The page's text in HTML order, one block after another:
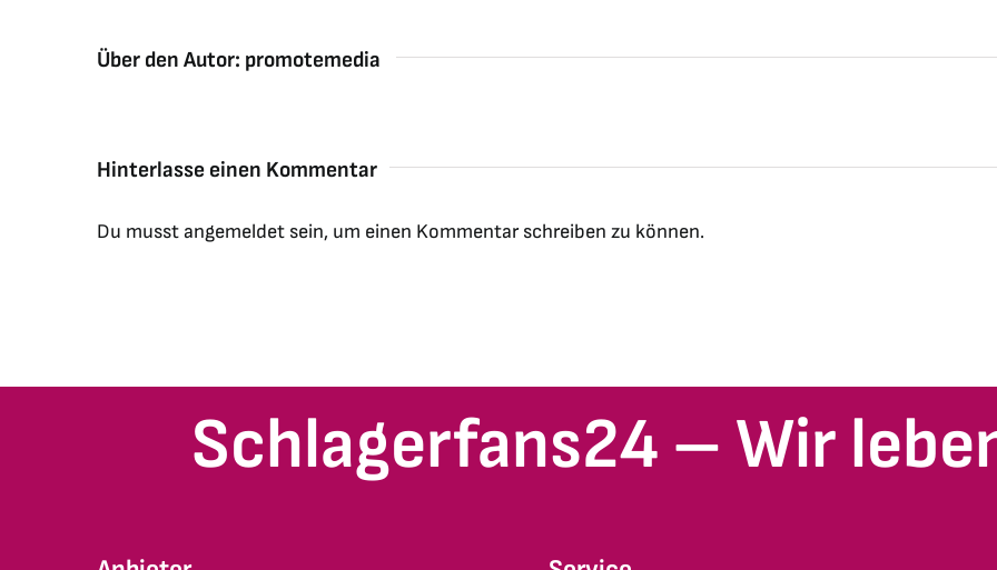
Über den Autor: promotemedia
Hinterlasse einen Kommentar
Du musstangemeldet sein, um einen Kommentar schreiben zu können.
Schlagerfans24 – Wir